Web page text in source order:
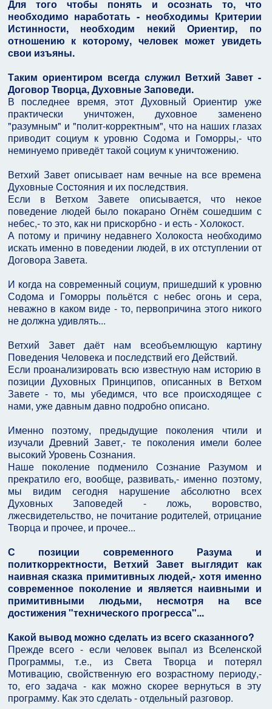
Для того чтобы понять и осознать то, что
необходимо наработать - необходимы Критерии
Истинности, необходим некий Ориентир, по
отношению к которому, человек может увидеть
свои изъяны.
Таким ориентиром всегда служил Ветхий Завет -
Договор Творца, Духовные Заповеди.
В последнее время, этот Духовный Ориентир уже
практически уничтожен, духовное заменено
"разумным" и "полит-корректным", что на наших глазах
приводит социум к уровню Содома и Гоморры,- что
неминуемо приведёт такой социум к уничтожению.
Ветхий Завет описывает нам вечные на все времена
Духовные Состояния и их последствия.
Если в Ветхом Завете описывается, что некое
поведение людей было покарано Огнём сошедшим с
небес,- то это, как ни прискорбно - и есть - Холокост.
А потому и причину недавнего Холокоста необходимо
искать именно в поведении людей, в их отступлении от
Договора Завета.
И когда на современный социум, пришедший к уровню
Содома и Гоморры польётся с небес огонь и сера,
неважно в каком виде - то, первопричина этого никого
не должна удивлять...
Ветхий Завет даёт нам всеобъемлющую картину
Поведения Человека и последствий его Действий.
Если проанализировать всю известную нам историю в
позиции Духовных Принципов, описанных в Ветхом
Завете - то, мы убедимся, что все происходящее с
нами, уже давным давно подробно описано.
Именно поэтому, предыдущие поколения чтили и
изучали Древний Завет,- те поколения имели более
высокий Уровень Сознания.
Наше поколение подменило Сознание Разумом и
прекратило его, вообще, развивать,- именно поэтому,
мы видим сегодня нарушение абсолютно всех
Духовных Заповедей - ложь, воровство,
лжесвидетельство, не почитание родителей, отрицание
Творца и прочее, и прочее...
С позиции современного Разума и
политкорректности, Ветхий Завет выглядит как
наивная сказка примитивных людей,- хотя именно
современное поколение и является наивными и
примитивными людьми, несмотря на все
достижения "технического прогресса"...
Какой вывод можно сделать из всего сказанного?
Прежде всего - если человек выпал из Вселенской
Программы, т.е., из Света Творца и потерял
Мотивацию, свойственную его возрастному периоду,-
то, его задача - как можно скорее вернуться в эту
программу. Как это сделать - отдельный разговор.